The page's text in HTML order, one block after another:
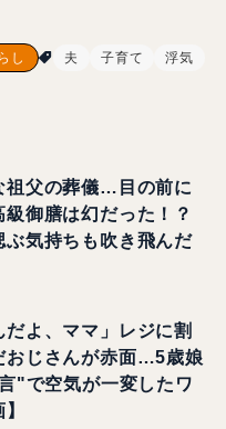
し 夫 子育て 浮気
祖父の葬儀…目の前に
級御膳は幻だった！？
ぶ気持ちも吹き飛んだ
だよ、ママ」レジに割
おじさんが赤面…5歳娘
"で空気が一変したワ